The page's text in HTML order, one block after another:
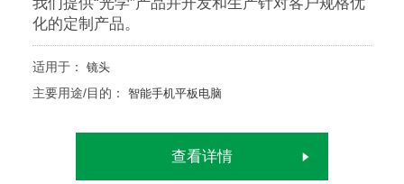
化的定制产品。
适用于： 镜头
主要用途/目的： 智能手机平板电脑
查看详情